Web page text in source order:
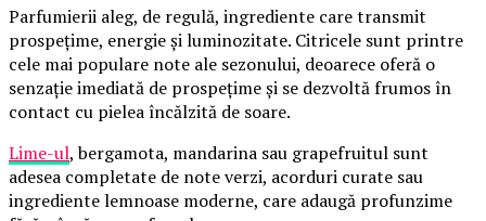
Parfumierii aleg, de regulă, ingrediente care transmit
prospețime, energie și luminozitate. Citricele sunt printre
cele mai populare note ale sezonului, deoarece oferă o
senzație imediată de prospețime și se dezvoltă frumos în
contact cu pielea încălzită de soare.
Lime-ul, bergamota, mandarina sau grapefruitul sunt
adesea completate de note verzi, acorduri curate sau
ingrediente lemnoase moderne, care adaugă profunzime